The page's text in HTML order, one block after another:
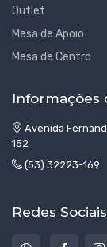
Outlet
Mesa de Apoio
Mesa de Centro
Informações
Avenida
152
(53) 32223-169
Redes Sociais